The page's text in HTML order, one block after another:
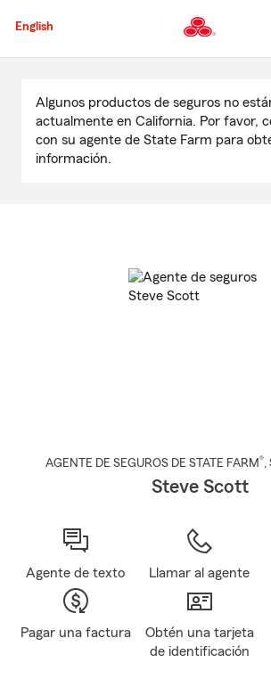
al
principal
English
contenido
principal
Algunos productos de seguros no
actualmente en California. Por favor,
con su agente de State Farm para
información.
AGENTE DE SEGUROS DE STATE FARM®,
Steve Scott
Agente de texto Llamar al agente
Pagar una factura
Obtén una tarjeta
de identificación